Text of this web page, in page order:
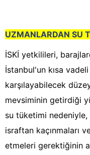
UZMANLARDAN SU
İSKİ yetkilileri,
İstanbul'un kısa vadeli
karşılayabilecek
mevsiminin getirdiği
su tüketimi nedeniyle,
israftan kaçınmaları
etmeleri gerektiğinin